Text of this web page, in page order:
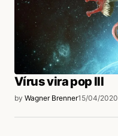
Vírus vira pop III
by Wagner Brenner15/04/2020